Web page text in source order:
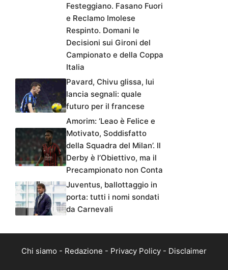
Festeggiano. Fasano Fuori
e Reclamo Imolese
Respinto. Domani le
Decisioni sui Gironi del
Campionato e della Coppa
Italia
Pavard, Chivu glissa, lui
lancia segnali: quale
futuro per il francese
Amorim: ‘Leao è Felice e
Motivato, Soddisfatto
della Squadra del Milan’. Il
Derby è l’Obiettivo, ma il
Precampionato non Conta
Juventus, ballottaggio in
porta: tutti i nomi sondati
da Carnevali
Chi siamo - Redazione - Privacy Policy - Disclaimer